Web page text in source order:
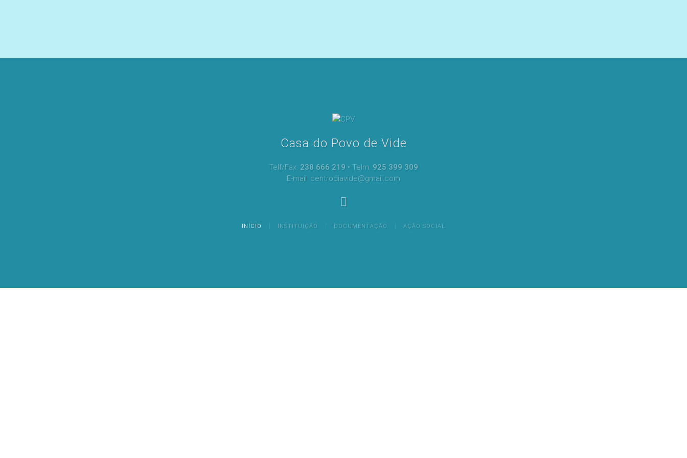
Casa do Povo de Vide
Telf/Fax: 238 666 219 • Telm. 925 399 309
E-mail: centrodiavide@gmail.com
INÍCIO INSTITUIÇÃO DOCUMENTAÇÃO AÇÃO SOCIAL